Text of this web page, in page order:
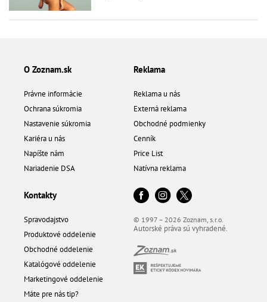
O Zoznam.sk
Právne informácie
Ochrana súkromia
Nastavenie súkromia
Kariéra u nás
Napíšte nám
Nariadenie DSA
Reklama
Reklama u nás
Externá reklama
Obchodné podmienky
Cenník
Price List
Natívna reklama
Kontakty
Spravodajstvo
Produktové oddelenie
Obchodné oddelenie
Katalógové oddelenie
Marketingové oddelenie
Máte pre nás tip?
© 1997 – 2026 Zoznam, s.r.o.
Autorské práva sú vyhradené.